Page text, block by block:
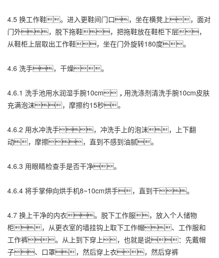
4.5 换工作鞋。进入更鞋间门口，坐在横凳上，面对
门外，脱下拖鞋，把拖鞋放在鞋柜下层，
从鞋柜上层取出工作鞋，坐在门外旋转180度。
4.6 洗手，干燥。
4.6.1 洗手池用水润湿手腕10cm，用洗涤剂清洗手腕10cm皮肤
充满泡沫，摩擦约15秒。
4.6.2 用水冲洗手，冲洗手上的泡沫，上下翻
动，摩擦，直到不感到油腻。
4.6.3 用眼睛检查手是否干净。
4.6.4 将手掌伸向烘手机8~10cm烘手，直到干。
4.7 换上干净的内衣。脱下工作服，放入个人储物
柜，从更衣室的墙挂钩上取下工作帽、工作服和
工作裤。从上到下穿上，也就是说：先戴帽
子、口罩，然后穿上衣，然后穿裤